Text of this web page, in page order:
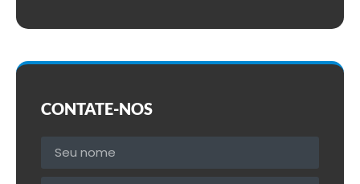
CONTATE-NOS